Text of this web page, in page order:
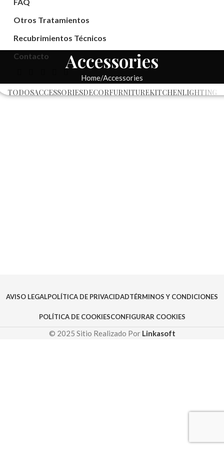
Otros Tratamientos
Recubrimientos Técnicos
Contacto
Accessories
Home Accessories
TODOSACCESSORIESDECORFURNITUREKITCHENLIGHTING
AVISO LEGALPOLÍTICA DE PRIVACIDADTÉRMINOS Y CONDICIONES
POLÍTICA DE COOKIESCONFIGURAR COOKIES
© 2025 Sitio Realizado Por Linkasoft